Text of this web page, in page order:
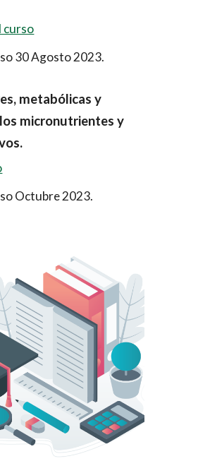
curso
30Agosto 2023.
metabólicas y
micronutrientes y
Octubre 2023.